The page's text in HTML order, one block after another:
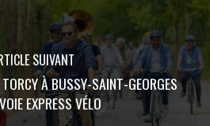
SUIVANT
TORCY À BUSSY-SAINT-GEORGES
EXPRESS VÉLO